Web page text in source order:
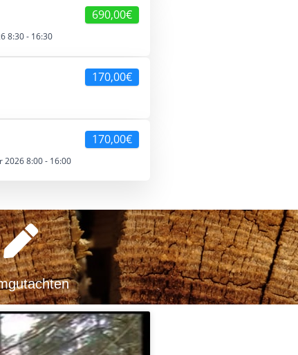
8:30 - 16:30
690,00€
170,00€
2026 8:00 - 16:00
170,00€